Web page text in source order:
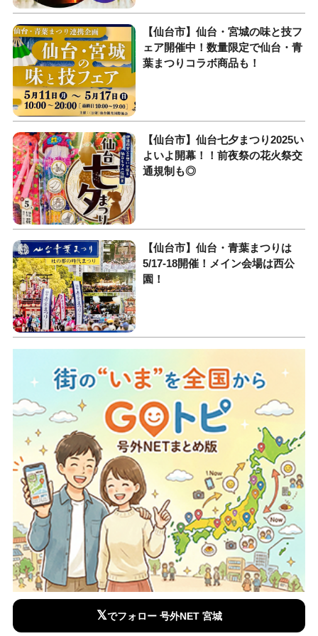
【仙台市】仙台・宮城の味と技フ
ェア開催中！数量限定で仙台・青
葉まつりコラボ商品も！
【仙台市】仙台七夕まつり2025い
よいよ開幕！！前夜祭の花火祭交
通規制も◎
【仙台市】仙台・青葉まつりは
5/17-18開催！メイン会場は西公
園！
𝕏でフォロー 号外NET 宮城